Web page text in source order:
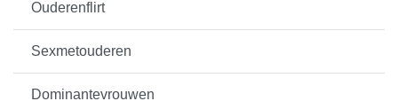
Ouderenflirt
Sexmetouderen
Dominantevrouwen